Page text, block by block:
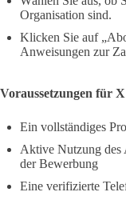
Organisation sind.
Klicken Sie auf
Anweisungen zur
Voraussetzungen für
Ein vollständiges
Aktive Nutzung des
der Bewerbung
Eine verifizierte